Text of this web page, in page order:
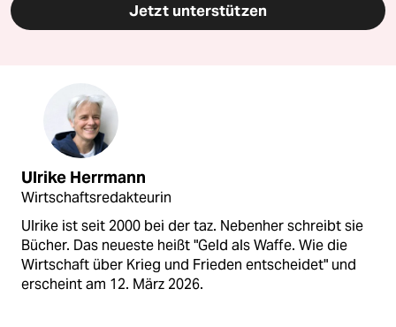
Jetzt unterstützen
Ulrike Herrmann
Wirtschaftsredakteurin
Ulrike ist seit 2000 bei der taz. Nebenher schreibt sie
Bücher. Das neueste heißt "Geld als Waffe. Wie die
Wirtschaft über Krieg und Frieden entscheidet" und
erscheint am 12. März 2026.